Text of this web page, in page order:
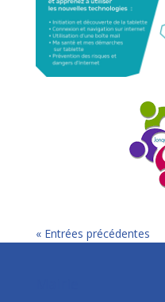
« Entrées précédentes